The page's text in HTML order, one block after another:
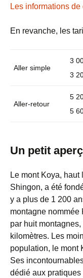
Les informations
En revanche, les
Aller simple
3
3
Aller-retour
5
5
Un petit
Le mont Koya,
Shingon, a été
y a plus de 1 200
montagne nommée
par huit montagnes,
kilomètres. Les
population, le mont
Ses
dédié aux